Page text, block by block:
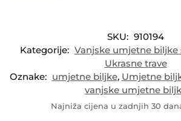
SKU: 910194
Kategorije: Vanjske umjetne biljke
Ukrasne trave
Oznake: umjetne biljke, Umjetne
vanjske umjetne
Najniža cijena u zadnjih 30